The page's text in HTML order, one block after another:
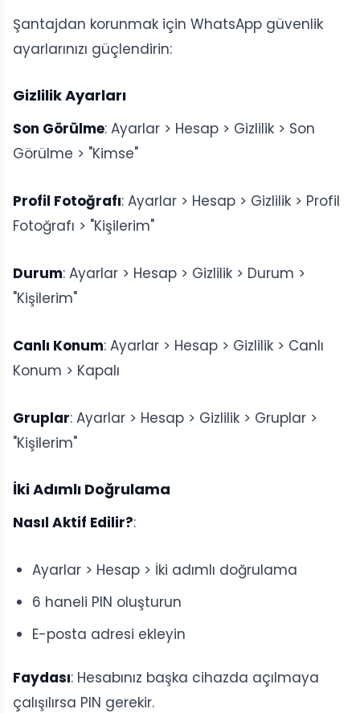
Şantajdan korunmak için WhatsApp güvenlik
ayarlarınızı güçlendirin:
Gizlilik Ayarları
Son Görülme: Ayarlar > Hesap > Gizlilik > Son
Görülme > "Kimse"
Profil Fotoğrafı: Ayarlar > Hesap > Gizlilik > Profil
Fotoğrafı > "Kişilerim"
Durum: Ayarlar > Hesap > Gizlilik > Durum >
"Kişilerim"
Canlı Konum: Ayarlar > Hesap > Gizlilik > Canlı
Konum > Kapalı
Gruplar: Ayarlar > Hesap > Gizlilik > Gruplar >
"Kişilerim"
İki Adımlı Doğrulama
Nasıl Aktif Edilir?:
Ayarlar > Hesap > İki adımlı doğrulama
6 haneli PIN oluşturun
E-posta adresi ekleyin
Faydası: Hesabınız başka cihazda açılmaya
çalışılırsa PIN gerekir.